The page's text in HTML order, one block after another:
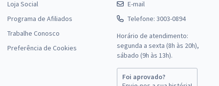
Loja Social
Programa de Afiliados
Trabalhe Conosco
Preferência de Cookies
E-mail
Telefone: 3003-0894
Horário de atendimento:
segunda a sexta (8h às 20h),
sábado (9h às 13h).
Foi aprovado?